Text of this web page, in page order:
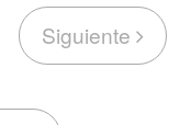
Siguiente